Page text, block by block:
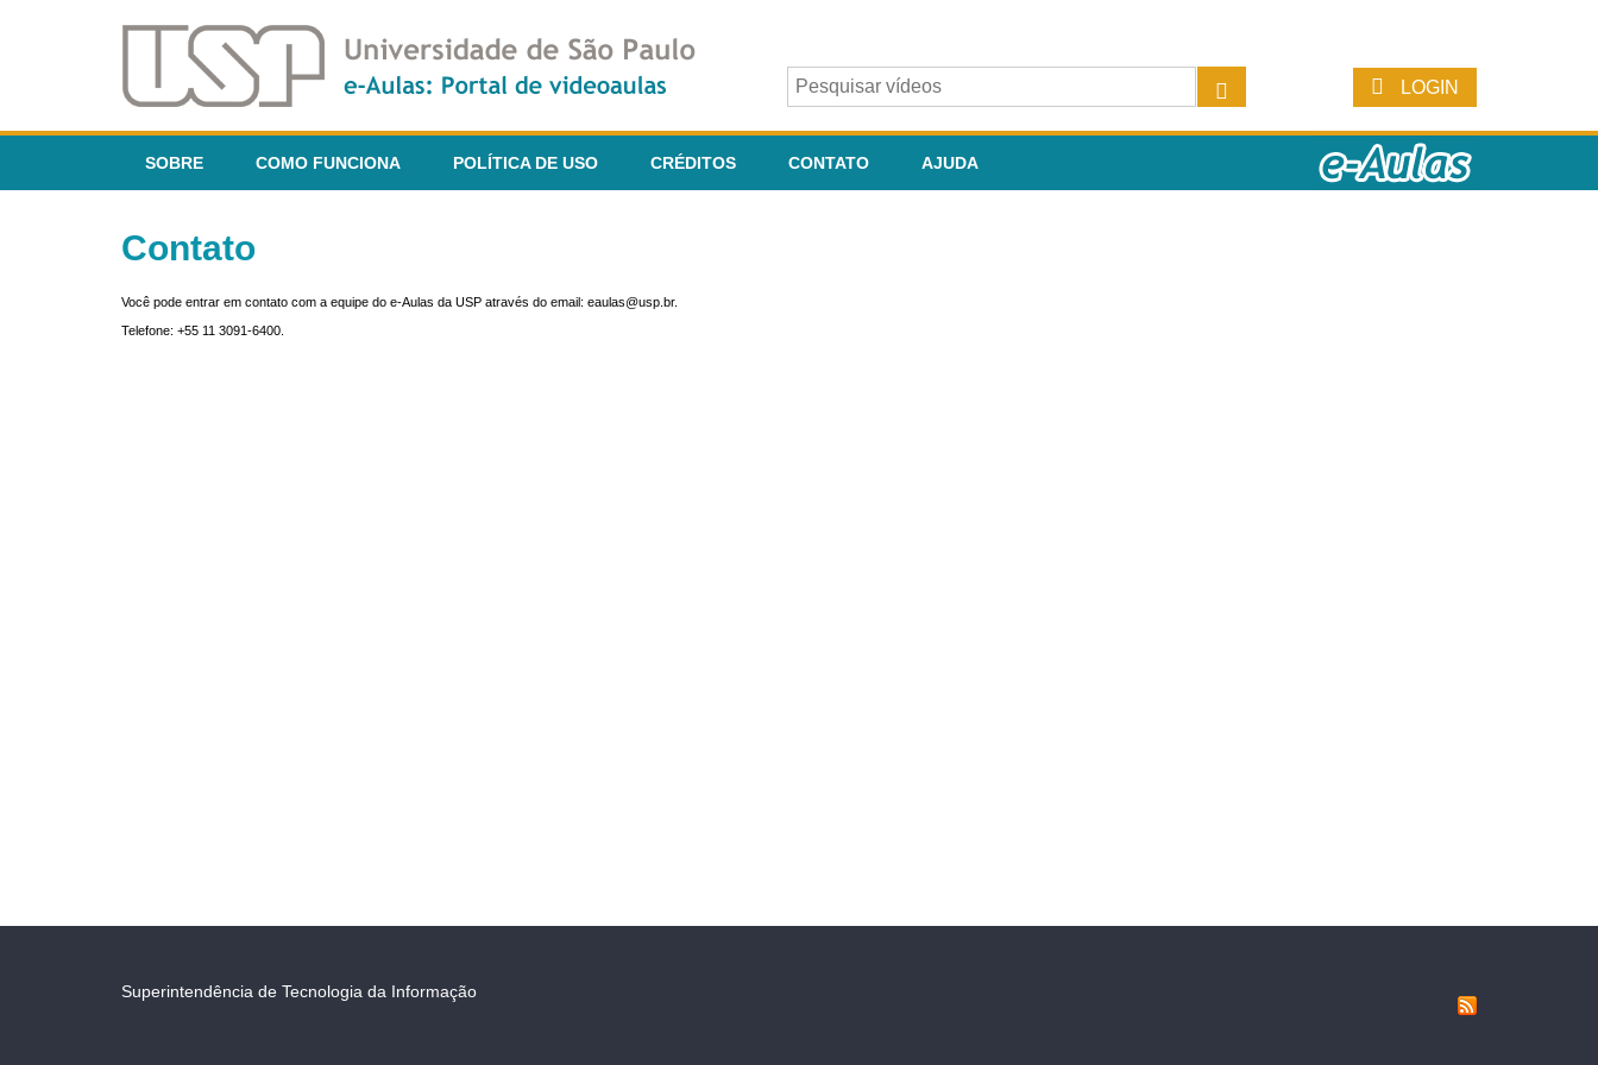
LOGIN
SOBRE COMO FUNCIONA POLÍTICA DE USO CRÉDITOS CONTATO AJUDA
Contato
Você pode entrar em contato com a equipe do e-Aulas da USP através do email: eaulas@usp.br.
Telefone: +55 11 3091-6400.
Superintendência de Tecnologia da Informação